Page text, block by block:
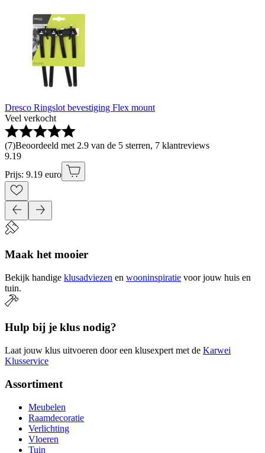
Dresco Ringslot bevestiging Flex mount
Veel verkocht
(7)Beoordeeld met 2.9 van de 5 sterren, 7 klantreviews
9.19
Prijs: 9.19 euro
Maak het mooier
Bekijk handige klusadviezen en wooninspiratie voor jouw huis en
tuin.
Hulp bij je klus nodig?
Laat jouw klus uitvoeren door een klusexpert met de Karwei
Klusservice
Assortiment
Meubelen
Raamdecoratie
Verlichting
Vloeren
Tuin